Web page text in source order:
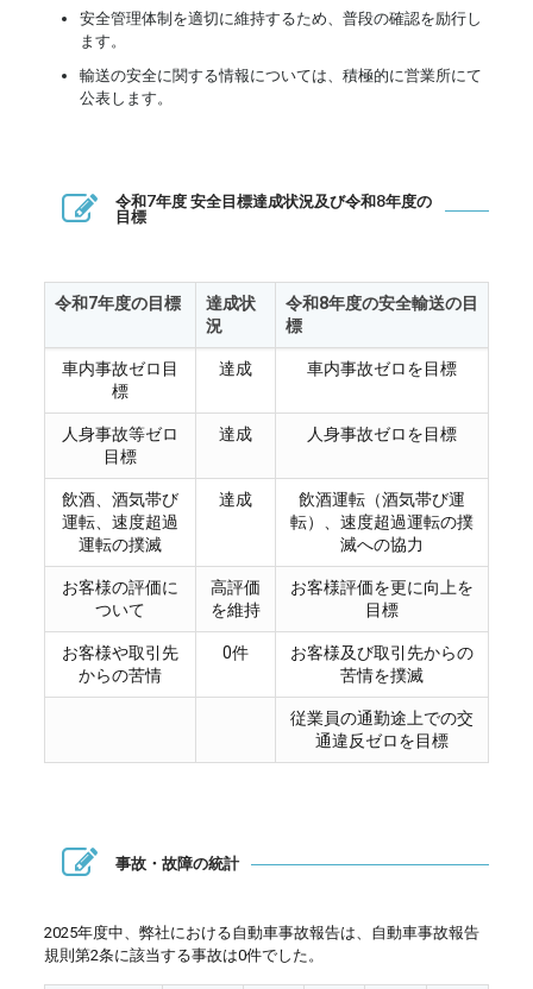
安全管理体制を適切に維持するため、普段の確認を励行し
ます。
輸送の安全に関する情報については、積極的に営業所にて
公表します。
令和7年度 安全目標達成状況及び令和8年度の
目標
令和7年度の目標
達成状
況
令和8年度の安全輸送の目
標
車内事故ゼロ目
標
達成 車内事故ゼロを目標
人身事故等ゼロ
目標
達成 人身事故ゼロを目標
飲酒、酒気帯び
運転、速度超過
運転の撲滅
達成
飲酒運転（酒気帯び運
転）、速度超過運転の撲
滅への協力
お客様の評価に
ついて
高評価
を維持
お客様評価を更に向上を
目標
お客様や取引先
からの苦情
0件
お客様及び取引先からの
苦情を撲滅
従業員の通勤途上での交
通違反ゼロを目標
事故・故障の統計
2025年度中、弊社における自動車事故報告は、自動車事故報告
規則第2条に該当する事故は0件でした。